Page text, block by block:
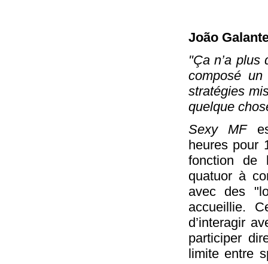
João
"Ça n’a plus
composé
stratégies
quelque
Sexy MF
heures pour
fonction de
quatuor à
avec des
accueillie.
d’interagir
participer
limite entre